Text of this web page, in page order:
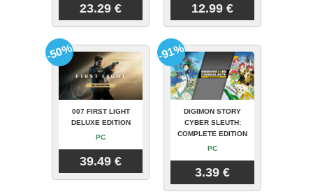
23.29 € 12.99 €
007 FIRST LIGHT
DELUXE EDITION
PC
39.49 €
-50%
DIGIMON STORY
CYBER SLEUTH:
COMPLETE EDITION
PC
3.39 €
-91%